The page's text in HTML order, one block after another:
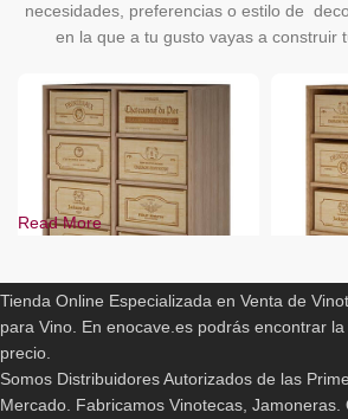
necesidades, preferencias o estilo de
en la que a tu gusto vayas a construir
-12%
BLANCO
PINO
PINO EN ROBLE
-9%
PINO
PINO EN
Read More
Tienda Online Especializada en Venta de
para Vino. En enocave.es podrás encontrar
precio.
Somos Distribuidores Autorizados de las
Mercado. Fabricamos Vinotecas, Jamoneras.